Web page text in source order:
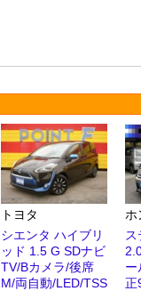
トヨタ
シエンタ ハイブリ
ッド 1.5 G SDナビ
TV/Bカメラ/後席
M/両自動/LED/TSS
ホ
ー
正